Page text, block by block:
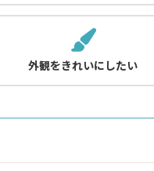
外観をきれいにしたい